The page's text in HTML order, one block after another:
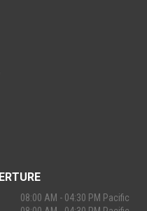
08:00 AM - 04:30 PM Pacific